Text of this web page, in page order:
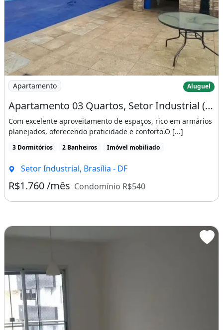
Imagem: Apartamento 03 Quartos, Setor Industrial
Apartamento Aluguel
Apartamento 03 Quartos, Setor Industrial (Monet), Brasília, Df
Com excelente aproveitamento de espaços, rico em armários
planejados, oferecendo praticidade e conforto.O [...]
3 Dormitórios 2 Banheiros Imóvel mobiliado
Setor Industrial, Brasília - DF
R$1.760 /mês Condomínio R$540